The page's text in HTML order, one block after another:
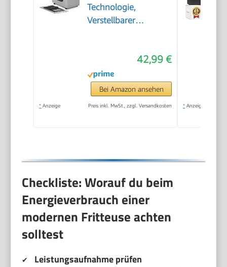
Technologie,
Verstellbarer
Teile, Sichtfenster,
Kabelaufbewahrung,
Überhitzungsschutz,
Kompaktes Design,
42,99 €
Bei Amazon ansehen
* Anzeige Preis inkl. MwSt., zzgl. Versandkosten * Anzeige
Checkliste: Worauf du beim
Energieverbrauch einer
modernen Fritteuse achten
solltest
✔ Leistungsaufnahme prüfen